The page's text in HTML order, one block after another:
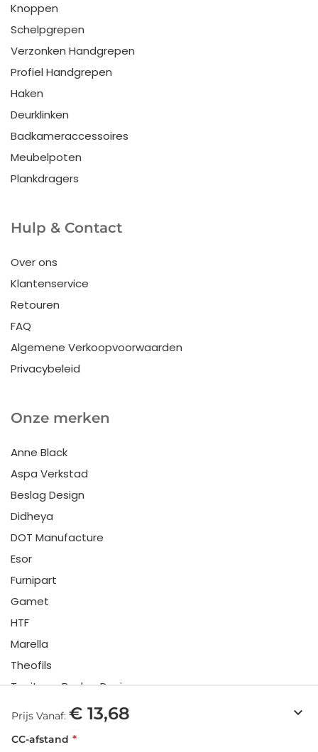
Prijs Vanaf: € 13,68 keyboard_arrow_down
CC-afstand
Knoppen
Schelpgrepen
Verzonken Handgrepen
Profiel Handgrepen
Haken
Deurklinken
Badkameraccessoires
Meubelpoten
Plankdragers
Hulp & Contact
Over ons
Klantenservice
Retouren
FAQ
Algemene Verkoopvoorwaarden
Privacybeleid
Onze merken
Anne Black
Aspa Verkstad
Beslag Design
Didheya
DOT Manufacture
Esor
Furnipart
Gamet
HTF
Marella
Theofils
Toniton x Beslag Design